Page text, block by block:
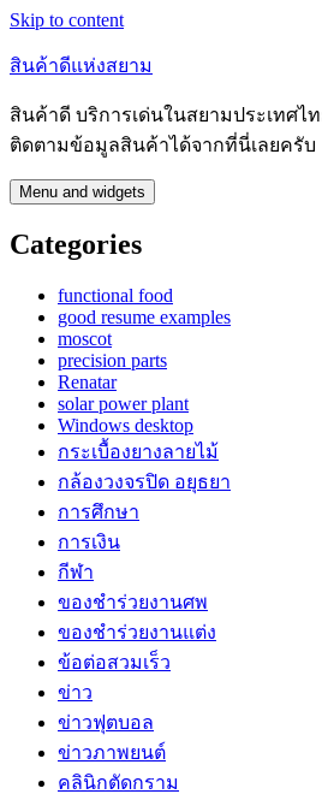
Skip to content
สินค้าดีแห่งสยาม
สินค้าดี บริการเด่นในสยามประเทศไ
ติดตามข้อมูลสินค้าได้จากที่นี่เลยครับ
Menu and widgets
Categories
functional food
good resume examples
moscot
precision parts
Renatar
solar power plant
Windows desktop
กระเบื้องยางลายไม้
กล้องวงจรปิด อยุธยา
การศึกษา
การเงิน
กีฬา
ของชำร่วยงานศพ
ของชำร่วยงานแต่ง
ข้อต่อสวมเร็ว
ข่าว
ข่าวฟุตบอล
ข่าวภาพยนต์
คลินิกตัดกราม